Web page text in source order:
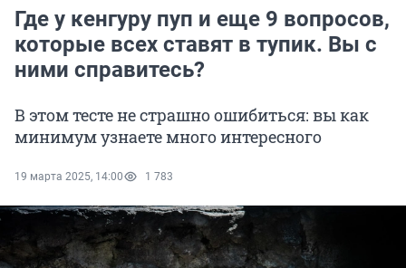
Где у кенгуру пуп и еще 9 вопросов,
которые всех ставят в тупик. Вы с
ними справитесь?
В этом тесте не страшно ошибиться: вы как
минимум узнаете много интересного
19 марта 2025, 14:00 1 783